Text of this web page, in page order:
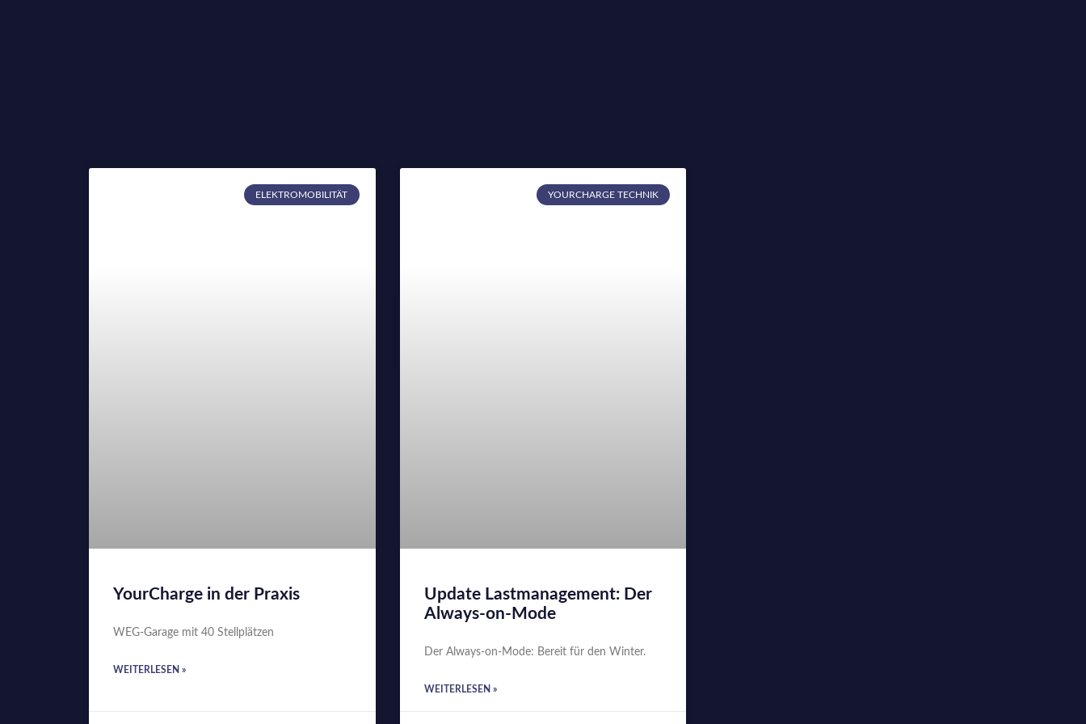
ELEKTROMOBILITÄT
YourCharge in der Praxis
WEG-Garage mit 40 Stellplätzen
WEITERLESEN »
YOURCHARGE TECHNIK
Update Lastmanagement: Der
Always-on-Mode
Der Always-on-Mode: Bereit für den Winter.
WEITERLESEN »